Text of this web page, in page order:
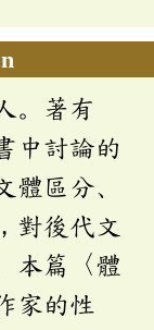
。著有
中討論的
體區分、
對後代文
本篇〈體
家的性